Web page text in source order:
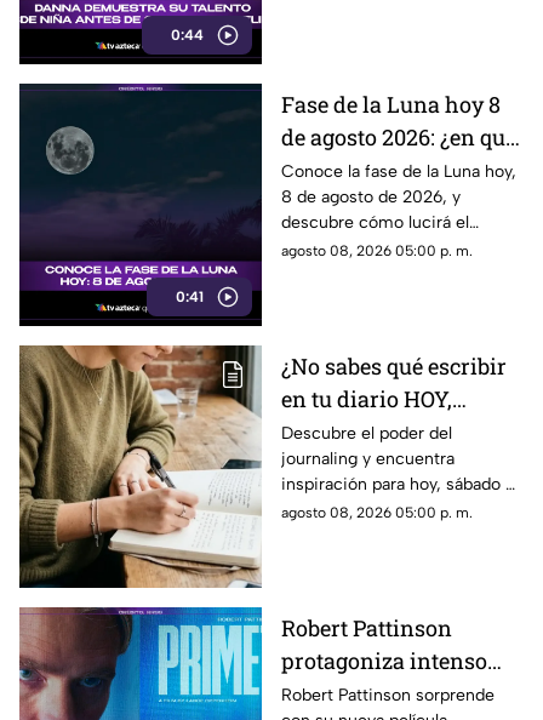
0:44
0:41
Fase de la Luna hoy 8
de agosto 2026: ¿en qué
etapa lunar estará esta
noche?
Conoce la fase de la Luna hoy,
8 de agosto de 2026, y
descubre cómo lucirá el
satélite natural durante esta
agosto 08, 2026 05:00 p. m.
¿No sabes qué escribir
en tu diario HOY,
sábado 8 de junio de
2026? Usa este journal
prompt
Descubre el poder del
journaling y encuentra
inspiración para hoy, sábado 8
de junio de 2026. Un prompt
agosto 08, 2026 05:00 p. m.
Robert Pattinson
protagoniza intenso
thriller ‘PrimeTime’
Robert Pattinson sorprende